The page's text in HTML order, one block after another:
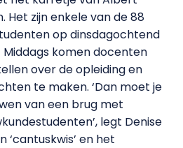
Het zijn enkele van de 88
op dinsdagochtend
Middags komen docenten
over de opleiding en
te maken. ‘Dan moet je
van een brug met
legt Denise
‘cantuskwis’ en het